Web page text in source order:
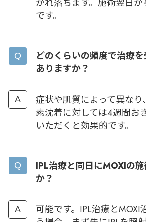
がれ落ちます。施術翌日
です。
どのくらいの頻度で治療
ありますか？
症状や肌質によって異な
素沈着に対しては4週間お
いただくと効果的です。
IPL治療と同日にMOXIの
か？
可能です。IPL治療とMOXI